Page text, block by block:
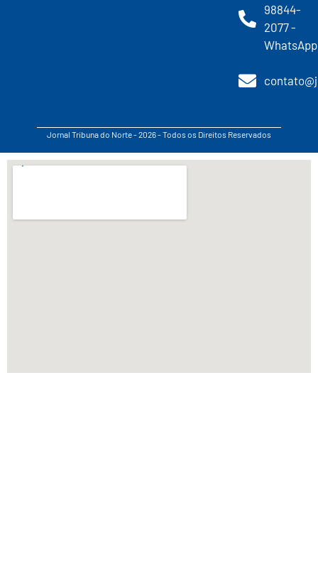
98844-
2077 -
WhatsApp
Jornal Tribuna do Norte - 2026 - Todos os Direitos Reservados